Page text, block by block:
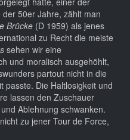
50er Jahre, zählt man
Brücke (D 1959) als jenes
zu Recht die meiste
sehen wir eine
und moralisch ausgehöhlt,
partout nicht in die
passte. Die Haltlosigkeit und
lassen den Zuschauer
Ablehnung schwanken.
zu jener Tour de Force,